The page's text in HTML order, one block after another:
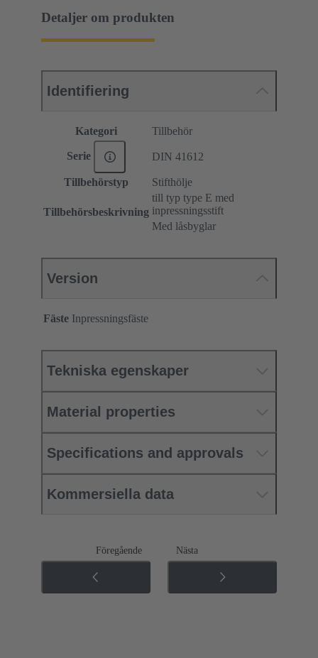
Detaljer om produkten
Identifiering
Kategori Tillbehör
Serie DIN 41612
Tillbehörstyp Stifthölje
Tillbehörsbeskrivning
till typ type E med
inpressningsstift
Med låsbyglar
Version
Fäste Inpressningsfäste
Tekniska egenskaper
Material properties
Specifications and approvals
Kommersiella data
Föregående Nästa